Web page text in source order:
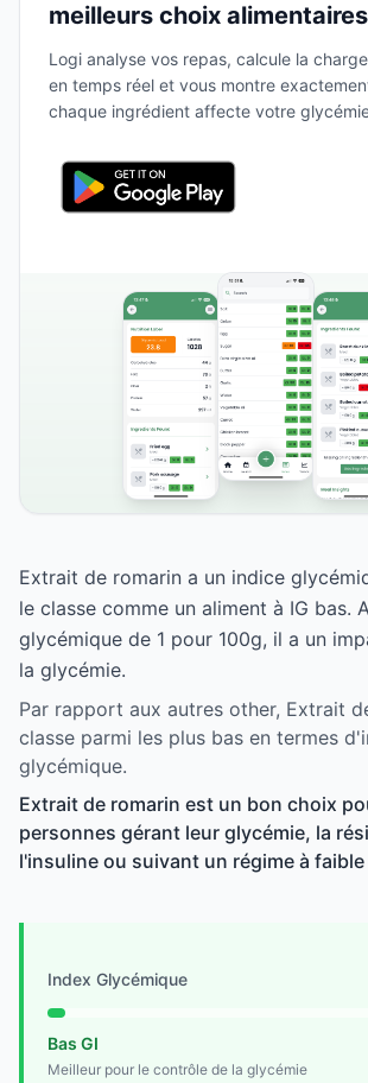
meilleurs choix alimentaires
Logi analyse vos repas, calcule la
en temps réel et vous montre
chaque ingrédient affecte votre
Extrait de romarin a un indice
le classe comme un aliment à IG bas.
glycémique de 1 pour 100g, il a un
la glycémie.
Par rapport aux autres other, Extrait
classe parmi les plus bas en termes
glycémique.
Extrait de romarin est un bon choix
personnes gérant leur glycémie, la
l'insuline ou suivant un régime à faible
Index Glycémique
Bas GI
Meilleur pour le contrôle de la glycémie